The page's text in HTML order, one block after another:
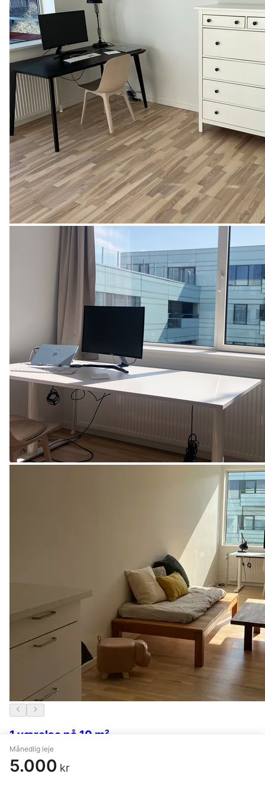
Månedlig leje
5.000 kr
1 værelse på 10 m²
København S